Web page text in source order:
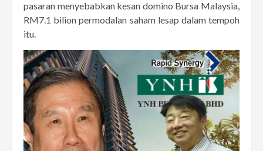
pasaran menyebabkan kesan domino Bursa Malaysia,
RM7.1 bilion permodalan saham lesap dalam tempoh
itu.